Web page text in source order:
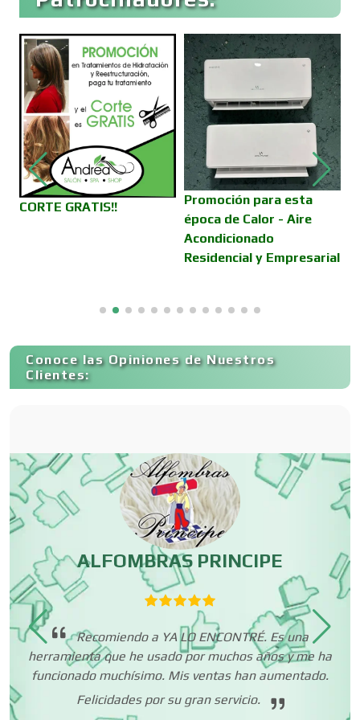
Cajas de Ahorro
Cámaras de Comercio
Camiones para Fletes
Cancelería de Aluminio
Capacitación
Carnicerías
Centros Comerciales
Centros de Espectáculos
Centros de Nutrición
Centros Turísticos
CORTE GRATIS!!
Promoción para esta
época de Calor - Aire
Acondicionado
Residencial y Empresarial
Conoce las Opiniones de Nuestros
Clientes:
ALFOMBRAS PRINCIPE
Recomiendo a YA LO ENCONTRÉ. Es una
herramienta que he usado por muchos años y me ha
funcionado muchísimo. Mis ventas han aumentado.
Felicidades por su gran servicio.